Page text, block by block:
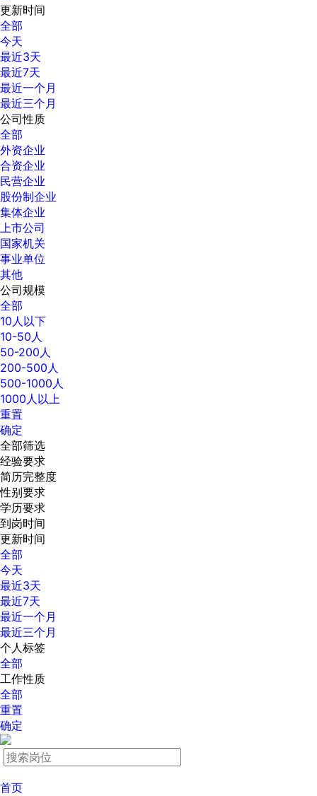
更新时间
全部
今天
最近3天
最近7天
最近一个月
最近三个月
公司性质
全部
外资企业
合资企业
民营企业
股份制企业
集体企业
上市公司
国家机关
事业单位
其他
公司规模
全部
10人以下
10-50人
50-200人
200-500人
500-1000人
1000人以上
重置
确定
全部筛选
经验要求
简历完整度
性别要求
学历要求
到岗时间
更新时间
全部
今天
最近3天
最近7天
最近一个月
最近三个月
个人标签
全部
工作性质
全部
重置
确定
首页